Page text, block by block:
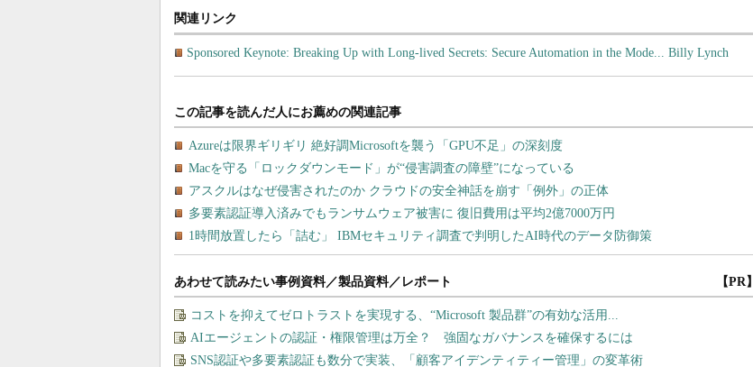
関連リンク
Sponsored Keynote: Breaking Up with Long-lived Secrets: Secure Automation in the Mode... Billy Lynch
あわせて読みたい事例資料／製品資料／レポート 【PR】
コストを抑えてゼロトラストを実現する、“Microsoft 製品群”の有効な活用...
AIエージェントの認証・権限管理は万全？ 強固なガバナンスを確保するには
SNS認証や多要素認証も数分で実装、「顧客アイデンティティー管理」の変革術